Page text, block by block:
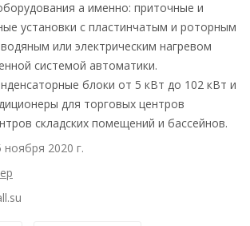
а именно: приточные и
установки с пластинчатым и роторным
или электрическим нагревом
системой автоматики.
блоки от 5 кВт до 102 кВт и
для торговых центров
складских помещений и бассейнов.
2020 г.